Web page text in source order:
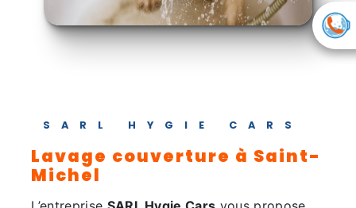
SARL HYGIE CARS
lavage couverture à Saint-
Michel